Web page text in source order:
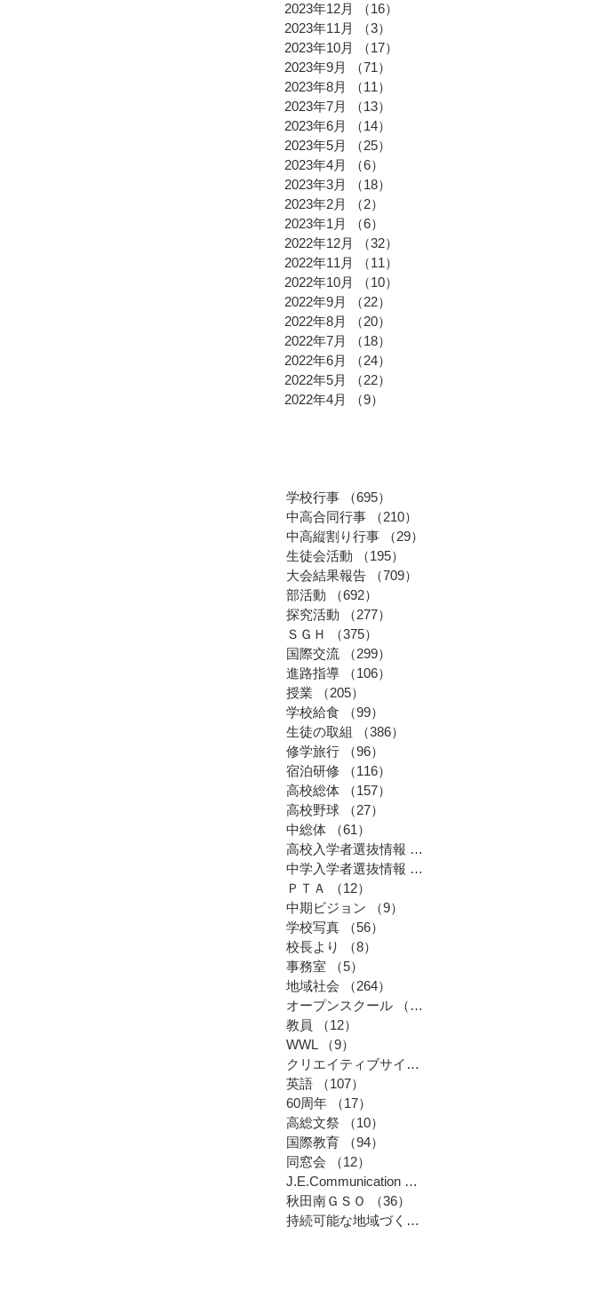
2023年12月
（16）
2023年11月
（3）
2023年10月
（17）
2023年9月
（71）
2023年8月
（11）
2023年7月
（13）
2023年6月
（14）
2023年5月
（25）
2023年4月
（6）
2023年3月
（18）
2023年2月
（2）
2023年1月
（6）
2022年12月
（32）
2022年11月
（11）
2022年10月
（10）
2022年9月
（22）
2022年8月
（20）
2022年7月
（18）
2022年6月
（24）
2022年5月
（22）
2022年4月
（9）
学校行事 （695）
中高合同行事
（210）
中高縦割り行事
（29）
生徒会活動
（195）
大会結果報告
（709）
部活動
（692）
探究活動
（277）
ＳＧＨ
（375）
国際交流
（299）
進路指導
（106）
授業
（205）
学校給食
（99）
生徒の取組
（386）
修学旅行
（96）
宿泊研修
（116）
高校総体
（157）
高校野球
（27）
中総体
（61）
高校入学者選抜情報 （46）
中学入学者選抜情報 （27）
ＰＴＡ
（12）
中期ビジョン
（9）
学校写真
（56）
校長より
（8）
事務室
（5）
地域社会
（264）
オープンスクール
（11）
教員
（12）
WWL
（9）
クリエイティブサイエンス
英語
（107）
60周年
（17）
高総文祭
（10）
国際教育
（94）
同窓会
（12）
J.E.Communication （2）
秋田南ＧＳＯ
（36）
持続可能な地域づくり充実事業